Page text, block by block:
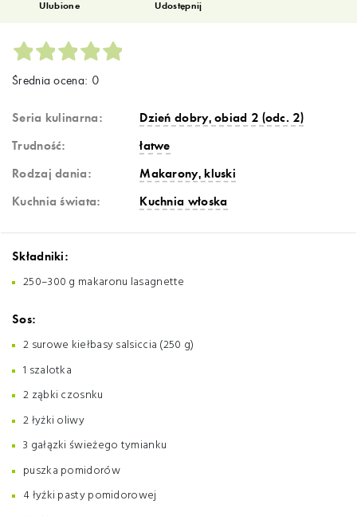
Ulubione Udostępnij
Średnia ocena: 0
Seria kulinarna:
Dzień dobry, obiad 2 (odc. 2)
Trudność:
łatwe
Rodzaj dania:
Makarony, kluski
Kuchnia świata:
Kuchnia włoska
Składniki:
250–300 g makaronu lasagnette
Sos:
2 surowe kiełbasy salsiccia (250 g)
1 szalotka
2 ząbki czosnku
2 łyżki oliwy
3 gałązki świeżego tymianku
puszka pomidorów
4 łyżki pasty pomidorowej